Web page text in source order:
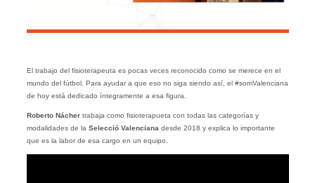
El trabajo del fisioterapeuta es pocas veces reconocido como se merece en el
mundo del fútbol. Para ayudar a que eso no siga siendo así, el #somValenciana
de hoy está dedicado íntegramente a esa figura.
Roberto Náchertrabaja como fisioterapueta con todas las categorías y
modalidades de la Selecció Valenciana desde 2018 y explica lo importante
que es la labor de esa cargo en un equipo.